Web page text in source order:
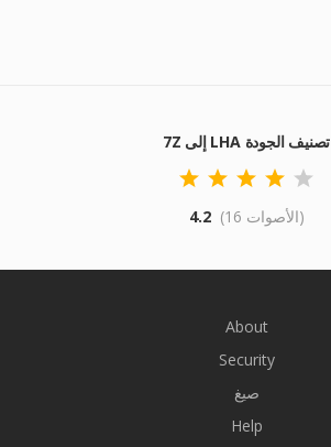
7Z إلى LHA تصنيف الجودة
4.2 (16 الأصوات)
About
Security
صيغ
Help